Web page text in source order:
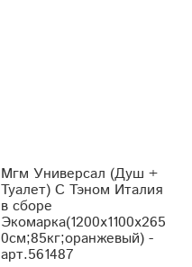
Мгм Универсал (Душ +
Туалет) С Тэном Италия
в сборе
Экомарка(1200x1100x265
0см;85кг;оранжевый) -
арт.561487